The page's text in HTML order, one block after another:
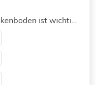
ist wichtig
ein
Verliert der
Schmerzen
im Nacken
Organsenkung,
können